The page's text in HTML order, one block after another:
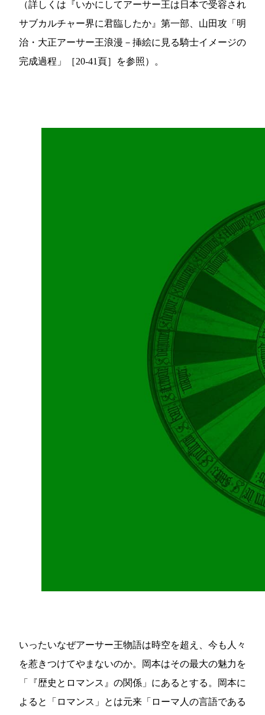
（詳しくは『いかにしてアーサー王は日本で受容され
サブカルチャー界に君臨したか』第一部、山田攻「明
治・大正アーサー王浪漫－挿絵に見る騎士イメージの
完成過程」［20-41頁］を参照）。
いったいなぜアーサー王物語は時空を超え、今も人々
を惹きつけてやまないのか。岡本はその最大の魅力を
「『歴史とロマンス』の関係」にあるとする。岡本に
よると「ロマンス」とは元来「ローマ人の言語である